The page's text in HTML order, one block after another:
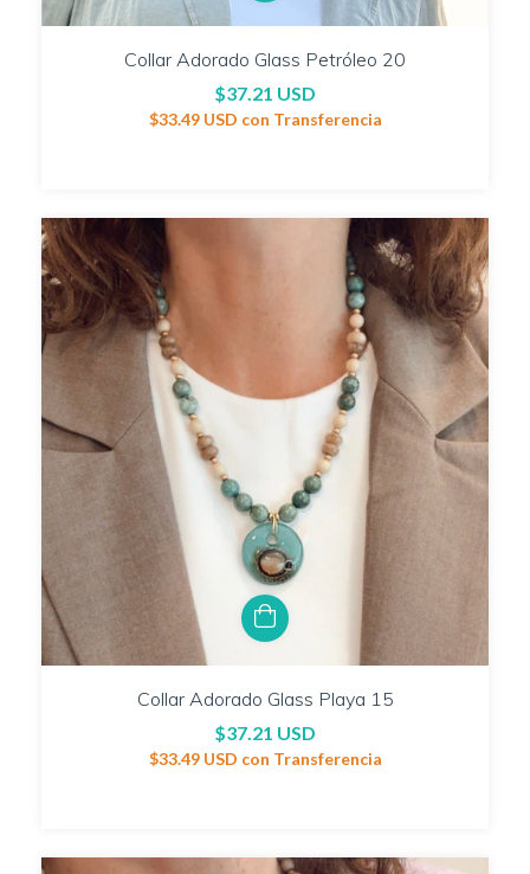
Collar Adorado Glass Petróleo 20
$37.21 USD
$33.49 USD con Transferencia
Collar Adorado Glass Playa 15
$37.21 USD
$33.49 USD con Transferencia